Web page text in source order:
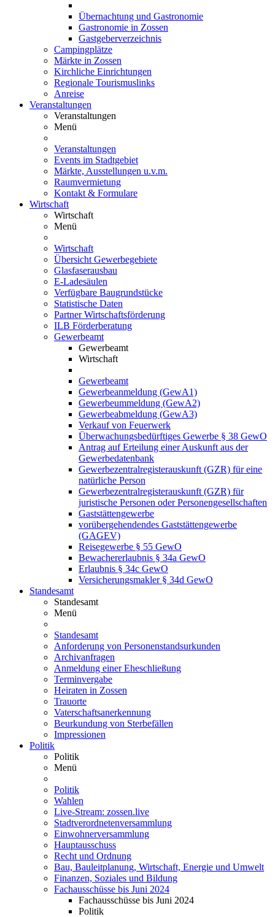
Übernachtung und Gastronomie
Gastronomie in Zossen
Gastgeberverzeichnis
Campingplätze
Märkte in Zossen
Kirchliche Einrichtungen
Regionale Tourismuslinks
Anreise
Veranstaltungen
Veranstaltungen
Menü
Veranstaltungen
Events im Stadtgebiet
Märkte, Ausstellungen u.v.m.
Raumvermietung
Kontakt & Formulare
Wirtschaft
Wirtschaft
Menü
Wirtschaft
Übersicht Gewerbegebiete
Glasfaserausbau
E-Ladesäulen
Verfügbare Baugrundstücke
Statistische Daten
Partner Wirtschaftsförderung
ILB Förderberatung
Gewerbeamt
Gewerbeamt
Wirtschaft
Gewerbeamt
Gewerbeanmeldung (GewA1)
Gewerbeummeldung (GewA2)
Gewerbeabmeldung (GewA3)
Verkauf von Feuerwerk
Überwachungsbedürftiges Gewerbe § 38 GewO
Antrag auf Erteilung einer Auskunft aus der
Gewerbedatenbank
Gewerbezentralregisterauskunft (GZR) für eine
natürliche Person
Gewerbezentralregisterauskunft (GZR) für
juristische Personen oder Personengesellschaften
Gaststättengewerbe
vorübergehendendes Gaststättengewerbe
(GAGEV)
Reisegewerbe § 55 GewO
Bewachererlaubnis § 34a GewO
Erlaubnis § 34c GewO
Versicherungsmakler § 34d GewO
Standesamt
Standesamt
Menü
Standesamt
Anforderung von Personenstandsurkunden
Archivanfragen
Anmeldung einer Eheschließung
Terminvergabe
Heiraten in Zossen
Trauorte
Vaterschaftsanerkennung
Beurkundung von Sterbefällen
Impressionen
Politik
Politik
Menü
Politik
Wahlen
Live-Stream: zossen.live
Stadtverordnetenversammlung
Einwohnerversammlung
Hauptausschuss
Recht und Ordnung
Bau, Bauleitplanung, Wirtschaft, Energie und Umwelt
Finanzen, Soziales und Bildung
Fachausschüsse bis Juni 2024
Fachausschüsse bis Juni 2024
Politik